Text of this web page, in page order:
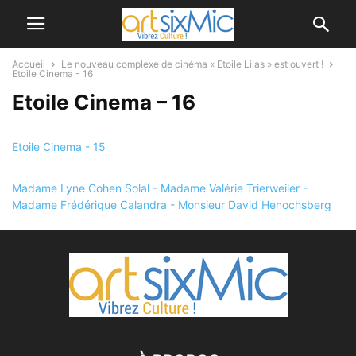
Accueil
Le nouveau complexe de cinéma « Etoile Lilas » est ouvert !
Etoile Cinema - 16
Etoile Cinema – 16
Etoile Cinema - 15
Madame Lyne Cohen Solal - Madame Valérie Trierweiler -
Madame Frédérique Calandra - Monsieur David Henochsberg